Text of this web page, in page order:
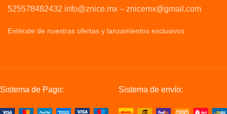
525578482432 info@znice.mx – znicemx@gmail.com
Entérate de nuestras ofertas y lanzamientos exclusivos
Sistema de Pago: Sistema de envío: